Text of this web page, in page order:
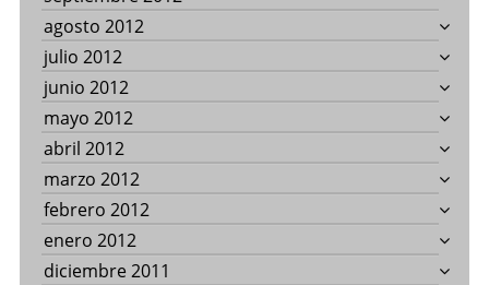
agosto 2012
julio 2012
junio 2012
mayo 2012
abril 2012
marzo 2012
febrero 2012
enero 2012
diciembre 2011